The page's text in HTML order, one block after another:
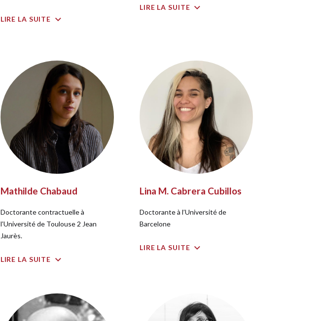
LIRE LA SUITE
LIRE LA SUITE
Mathilde Chabaud
Doctorante contractuelle à
l’Université de Toulouse 2 Jean
Jaurès.
LIRE LA SUITE
Lina M. Cabrera Cubillos
Doctorante à l’Université de
Barcelone
LIRE LA SUITE